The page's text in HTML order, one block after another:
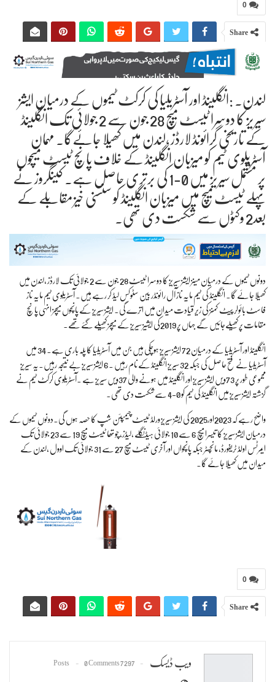
0
Share
لندن۔ :انگلینڈ اور آسٹریلیا کی کرکٹ ٹیموں کے درمیان ایشز
سیریز کا دوسرا ٹیسٹ میچ 28 جون سے 2 جولائی تک انگلینڈ
کے تاریخی گرائونڈ لارڈز ،لندن میں کھیلا جائےگا۔ مہمان
آسٹریلوی ٹیم کو میزبان انگلینڈ کے خلاف پانچ ٹیسٹ میچوں
پر مشتمل سیریز میں 0-1 کی برتری حاصل ہے۔ کینگروز نے
پہلے ٹیسٹ میچ میں میزبان انگلینڈ کو سنسنی خیز مقابلے کے
بعد2 وکٹوں سے شکست دی تھی۔
دونوں ٹیموں کے درمیان مینز ایشز سیریز کا دوسرا ٹیسٹ 28 جون سے 2 جولائی تک لارڈز ،لندن میں
کھیلا جائے گا۔ انگلینڈ کی ٹیم مایہ ناز آل رائونڈر بین سٹوکس لیڈ کر رہے ہیں۔ آسٹریلوی ٹیم مایہ ناز
فاسٹ بائولر پیٹ کمنز کی زیر قیادت میدان میں اترے گی۔ ایشز سیریز کے پانچوں میچز انہی پانچ
مقامات پر کھیلےجائیں گے جہاں پر 2019کی ایشیز سیریز کے میچز کھیلے گئے تھے۔
انگلینڈ اور آسٹریلیا کے درمیان 72 ایشز سیریز ہوچکی ہیں جن میں آسٹریلیا کا پلہ باری ہے۔ 34 میں
آسٹریلیا نے فتح حاصل کی جبکہ 32 سیریز انگلینڈ کے نام رہیں ۔6 ایشز سیریز بے نتیجہ رہیں۔یہ سیریز
مجموعی طور پر 73ویں ایشز سیریز اور انگلینڈ میں ہونے والی 37ویں سیریز ہے ۔آسٹریلوی کرکٹ ٹیم نے
گزشتہ ایشز سیریز میں انگلینڈ کی ٹیم کو 0-4 سے شکست دی تھی۔
واضح رہے کہ 2023اور2025 کی ایشز سیریز ورلڈ ٹیسٹ چیمپئن شپ کا حصہ ہوں گی۔دونوں ٹیموں کے
درمیان ایشز سیریز کا تیسرا میچ 6 سے 10 جولائی ہیڈنگلے ،لیڈز،چوتھا ٹیسٹ میچ 19 سے 23 جولائی تک
ایمرٹس اولڈ ٹریفورڈ، مانچسٹر جبکہ پانچواں اور آخری ٹیسٹ میچ 27 سے 31 جولائی تک اوول ،لندن کے
میدان میں کھیلا جائے گا۔
0
Share
ویب ڈیسک 7297 Posts
0 Comments